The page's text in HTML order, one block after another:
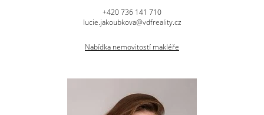
+420 736 141 710
lucie.jakoubkova@vdfreality.cz
Nabídka nemovitostí makléře